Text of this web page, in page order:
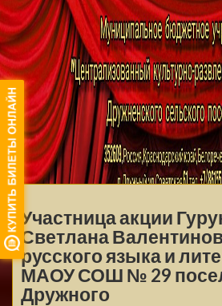
МБУ
МЕНЮ
Участница акции
Светлана
русского языка и
МАОУ СОШ № 29
Дружного